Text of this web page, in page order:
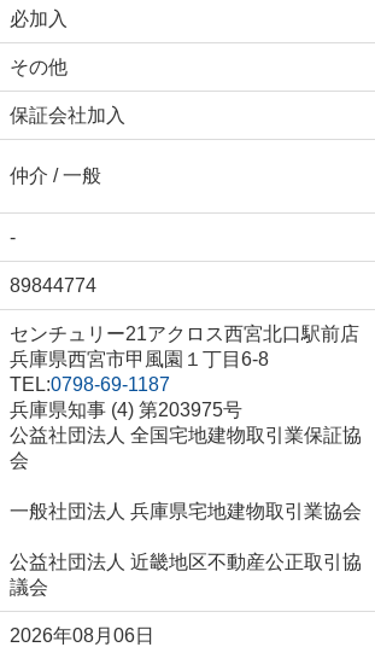
必加入
その他
保証会社加入
仲介 / 一般
-
89844774
センチュリー21アクロス西宮北口駅前店
兵庫県西宮市甲風園１丁目6-8
TEL:0798-69-1187
兵庫県知事 (4) 第203975号
公益社団法人 全国宅地建物取引業保証協
会
一般社団法人 兵庫県宅地建物取引業協会
公益社団法人 近畿地区不動産公正取引協
議会
2026年08月06日